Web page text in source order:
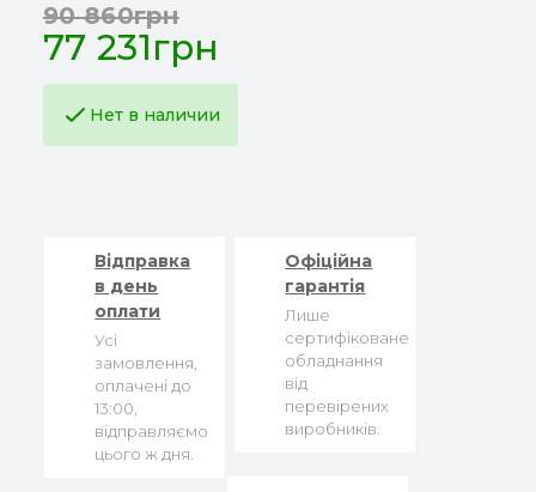
77 231грн
90 860грн
Нет в наличии
Відправка
в день
оплати
Усі
замовлення,
оплачені до
13:00,
відправляємо
цього ж дня.
Офіційна
гарантія
Лише
сертифіковане
обладнання
від
перевірених
виробників.